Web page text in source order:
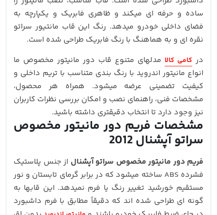
ساده و حرفه‌ ای میکند و ظاهری فابریک و یکپارچه به
فضای داخلی خودرو میدهد. رنگ این قاب مانتیور سراتو
نقره ای و به هماهنگ با رنگ فابریک طراحی شده است.
در کامی کالا مدلهای متنوع قاب دور مانیتور مخصوص ما
انواع مانیتور اندروید با رنگ‌ بندی متناسب با تریم داخلی و
کیفیت تضمینی عرضه میشود. همراه هر محصول،
مشخصات فنی، راهنمای نصب و امکان بررسی نظرات کاربران
نیز وجود دارد تا انتخاب دقیقتری داشته باشید.
مشخصات فریم دور مانیتور مخصوص
سراتو آپشنال2012
فریم دور مانیتور مخصوص سراتو آپشنال از جنس پلاستیک
فشرده ABS ساخته میشود که در برابر گرمای تابستان و نور
مستقیم خورشید تغییر رنگ یا فرم نمیدهد. این قابها به‌
گونه‌ ای طراحی شده‌ اند که دقیقاً مطابق با فرم داشبورد